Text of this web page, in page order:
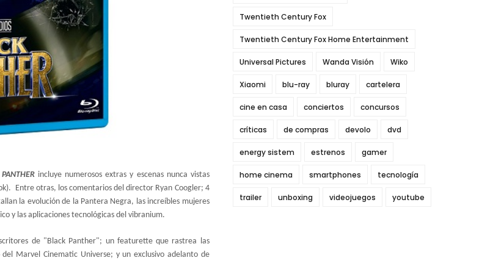
incluye numerosos extras y escenas nunca vistas
Entre otras, los comentarios del director Ryan Coogler; 4
la evolución de la Pantera Negra, las increíbles mujeres
y las aplicaciones tecnológicas del vibranium.
de "Black Panther"; un featurette que rastrea las
Marvel Cinematic Universe; y un exclusivo adelanto de
Twentieth Century Fox
Twentieth Century Fox Home Entertainment
Universal Pictures Wanda Visión Wiko
Xiaomi blu-ray bluray cartelera
cine en casa conciertos concursos
críticas de compras devolo dvd
energy sistem estrenos gamer
home cinema smartphones tecnología
trailer unboxing videojuegos youtube